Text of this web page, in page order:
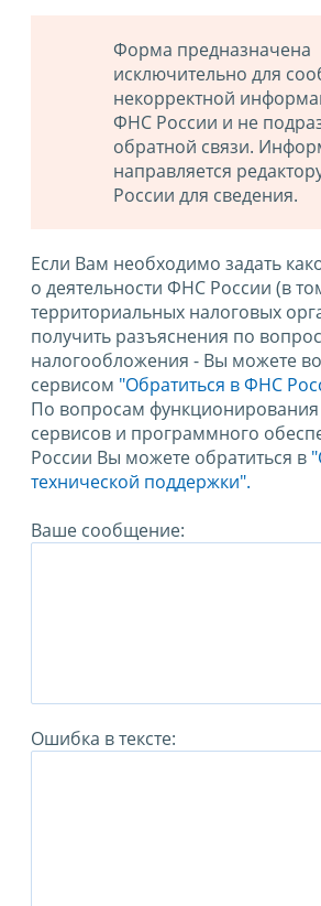
Форма предназначена
исключительно для
некорректной
ФНС России и не
обратной связи.
направляется
России для сведения.
Если Вам необходимо задать
о деятельности ФНС России (в
территориальных налоговых
получить разъяснения по
налогообложения - Вы можете
сервисом "Обратиться в ФНС
По вопросам функционирования
сервисов и программного
России Вы можете обратиться в
технической поддержки".
Ваше сообщение:
Ошибка в тексте: